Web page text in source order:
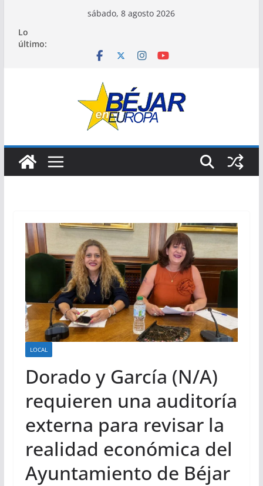
contenido
sábado, 8 agosto 2026
Lo
último:
LOCAL
Dorado y García (N/A)
requieren una auditoría
externa para revisar la
realidad económica del
Ayuntamiento de Béjar